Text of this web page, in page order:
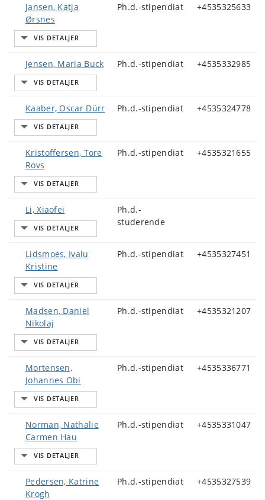
Jansen, Katja
Ørsnes
Ph.d.-stipendiat +4535325633
Jensen, Maria Buck Ph.d.-stipendiat +4535332985
Kaaber, Oscar Dürr Ph.d.-stipendiat +4535324778
Kristoffersen, Tore
Rovs
Ph.d.-stipendiat +4535321655
Li, Xiaofei
Ph.d.-
studerende
Lidsmoes, Ivalu
Kristine
Ph.d.-stipendiat +4535327451
Madsen, Daniel
Nikolaj
Ph.d.-stipendiat +4535321207
Mortensen,
Johannes Obi
Ph.d.-stipendiat +4535336771
Norman, Nathalie
Carmen Hau
Ph.d.-stipendiat +4535331047
Pedersen, Katrine
Krogh
Ph.d.-stipendiat +4535327539